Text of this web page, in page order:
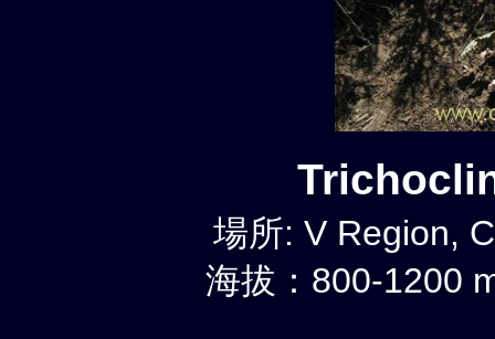
場所: V Region,
海拔：800-1200